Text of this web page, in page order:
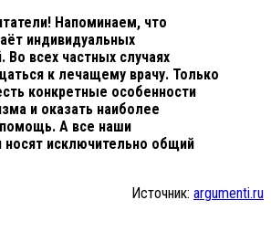
Напоминаем, что
индивидуальных
Во всех частных случаях
к лечащему врачу. Только
конкретные особенности
и оказать наиболее
А все наши
носят исключительно общий
Источник: argumenti.ru